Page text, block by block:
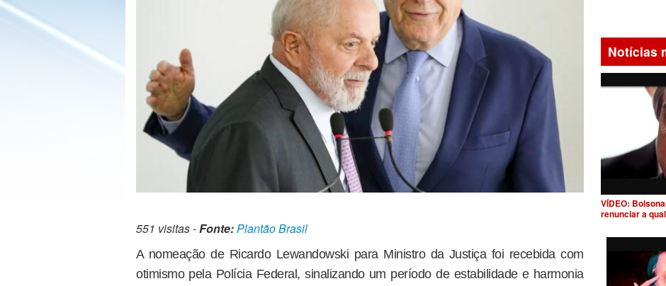
551 visitas -Fonte:Plantão Brasil
A nomeação de Ricardo Lewandowski para Ministro da Justiça foi recebida com
otimismo pela Polícia Federal, sinalizando um período de estabilidade e harmonia
Notícias
VÍDEO:
renunciar a